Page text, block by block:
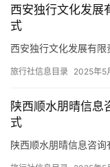
游乐园服务；公…
西安独行文化发展
式
西安独行文化发展有限
旅行社信息目录 2025年5
陕西顺水朋晴信息
式
陕西顺水朋晴信息咨询